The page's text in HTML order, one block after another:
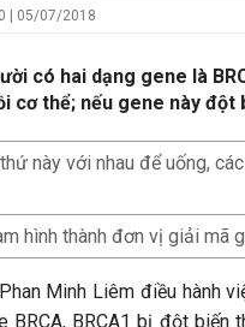
| 05/07/2018
có hai dạng gene là
cơ thể; nếu gene này
này với nhau để uống,
hình thành đơn vị giải mã
Minh Liêm điều hành
BRCA, BRCA1 bị đột